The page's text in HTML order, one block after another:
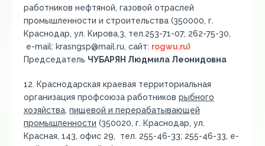
работников нефтяной, газовой отраслей
промышленности и строительства (350000, г.
Краснодар, ул. Кирова,3, тел.253-71-07; 262-75-30,
e-mail: krasngsp@mail.ru, сайт: rogwu.ru)
Председатель ЧУБАРЯН Людмила Леонидовна
12. Краснодарская краевая территориальная
организация профсоюза работников рыбного
хозяйства, пищевой и перерабатывающей
промышленности (350020, г. Краснодар, ул.
Красная, 143, офис 29, тел. 255-46-33; 255-46-33, e-